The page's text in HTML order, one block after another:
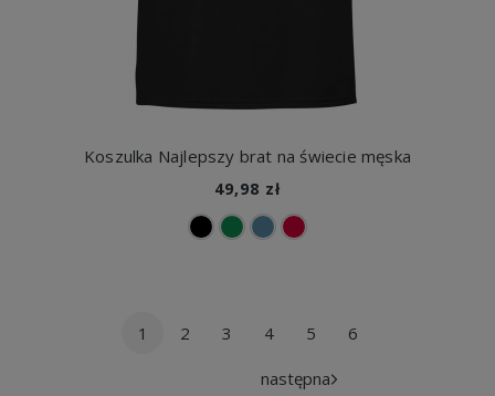
Koszulka Najlepszy brat na świecie męska
49,98 zł
1 2 3 4 5 6
następna